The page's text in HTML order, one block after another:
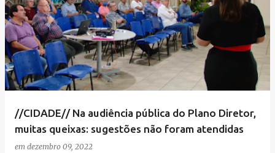
//CIDADE// Na audiência pública do Plano Diretor,
muitas queixas: sugestões não foram atendidas
em dezembro 09, 2022